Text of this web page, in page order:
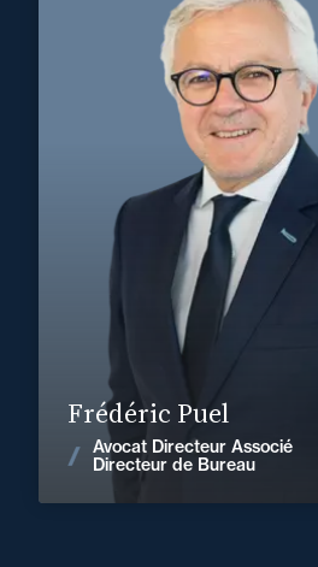
Frédéric Puel
Avocat Directeur Associé
Directeur de Bureau
+32 2 894 92 50
Voir les